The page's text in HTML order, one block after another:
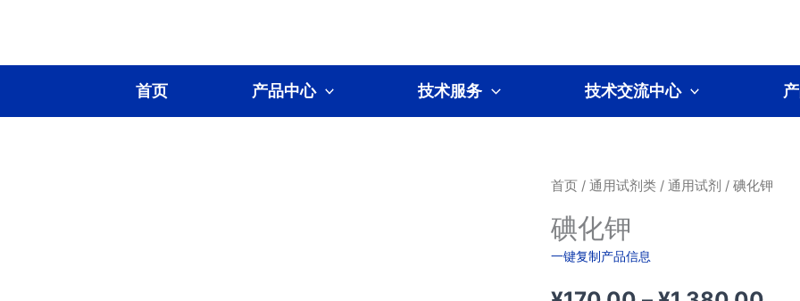
首页 产品中心 技术服务 技术交流中心
首页/ 通用试剂类/ 通用试剂 / 碘化钾
碘化钾
一键复制产品信息